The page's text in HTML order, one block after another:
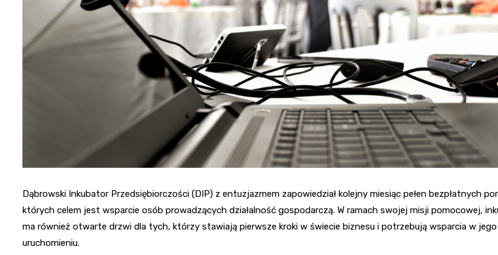
Dąbrowski Inkubator Przedsiębiorczości (DIP) z entuzjazmem zapowiedział kolejny miesiąc pełen bezpłatnych
których celem jest wsparcie osób prowadzących działalność gospodarczą. W ramach swojej misji pomocowej,
ma również otwarte drzwi dla tych, którzy stawiają pierwsze kroki w świecie biznesu i potrzebują wsparcia w jego
uruchomieniu.